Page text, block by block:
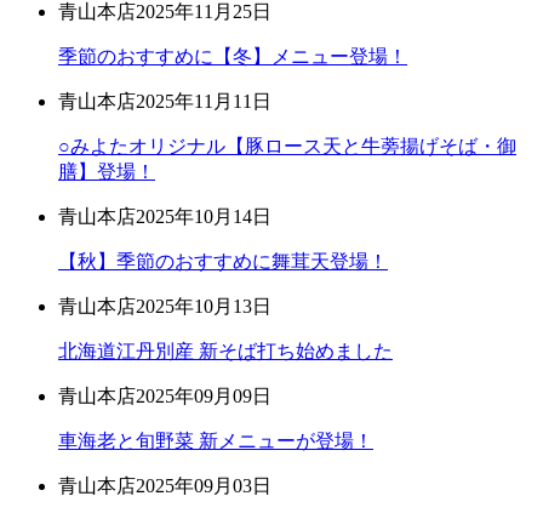
青山本店2025年11月25日
季節のおすすめに【冬】メニュー登場！
青山本店2025年11月11日
○みよたオリジナル【豚ロース天と牛蒡揚げそば・御
膳】登場！
青山本店2025年10月14日
【秋】季節のおすすめに舞茸天登場！
青山本店2025年10月13日
北海道江丹別産 新そば打ち始めました
青山本店2025年09月09日
車海老と旬野菜 新メニューが登場！
青山本店2025年09月03日